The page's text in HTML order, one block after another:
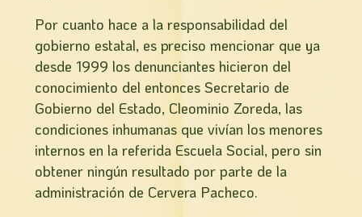
Por cuanto hace a la responsabilidad del
gobierno estatal, es preciso mencionar que ya
desde 1999 los denunciantes hicieron del
conocimiento del entonces Secretario de
Gobierno del Estado, Cleominio Zoreda, las
condiciones inhumanas que viví­an los menores
internos en la referida Escuela Social, pero sin
obtener ningún resultado por parte de la
administración de Cervera Pacheco.